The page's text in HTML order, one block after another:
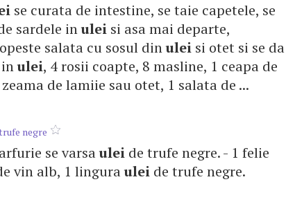
se curata de intestine, se taie capetele, se
sardele inulei si asa mai departe,
salata cu sosul dinulei si otet si se da
inulei, 4 rosii coapte, 8 masline, 1 ceapa de
de lamiie sau otet, 1 salata de ...
negre
se varsaulei de trufe negre. - 1 felie
vin alb, 1 linguraulei de trufe negre.